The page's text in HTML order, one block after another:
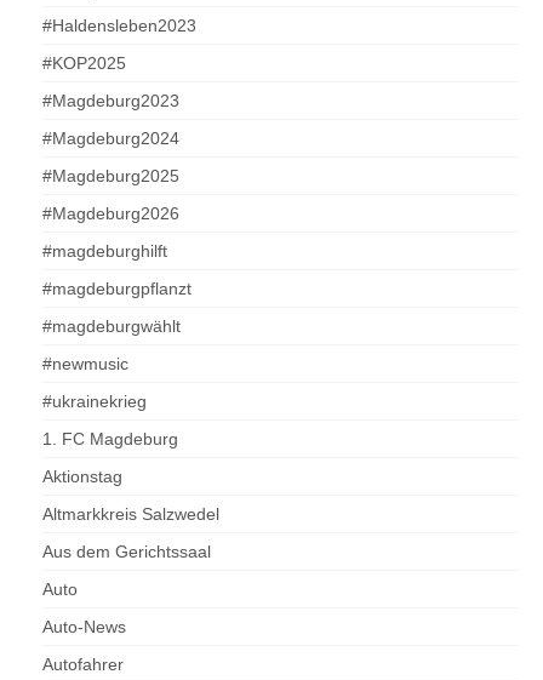
#Haldensleben2023
#KOP2025
#Magdeburg2023
#Magdeburg2024
#Magdeburg2025
#Magdeburg2026
#magdeburghilft
#magdeburgpflanzt
#magdeburgwählt
#newmusic
#ukrainekrieg
1. FC Magdeburg
Aktionstag
Altmarkkreis Salzwedel
Aus dem Gerichtssaal
Auto
Auto-News
Autofahrer